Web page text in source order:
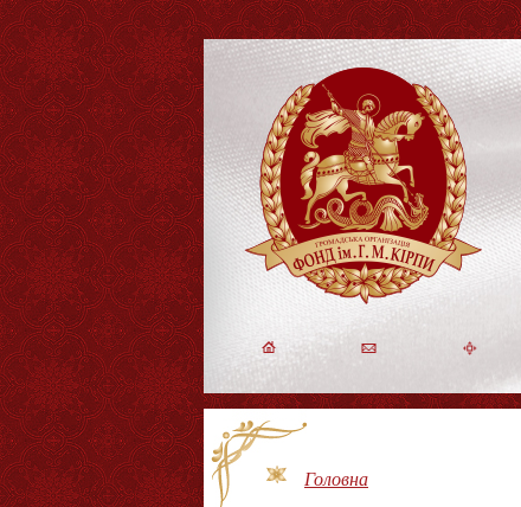
Головна